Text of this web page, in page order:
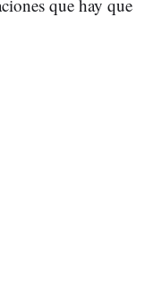
que hay que